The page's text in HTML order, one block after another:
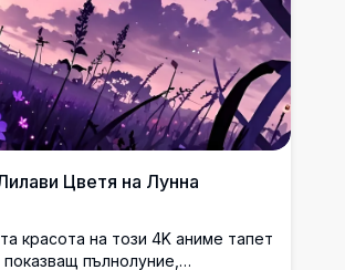
Цветя на Лунна
красота на този 4K аниме тапет
пълнолуние,